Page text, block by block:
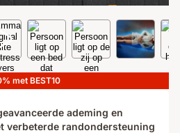
met BEST10
ademing en
verbeterde randondersteuning